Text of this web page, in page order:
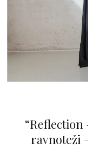
“Reflection – Part Two” govori o
ravnoteži